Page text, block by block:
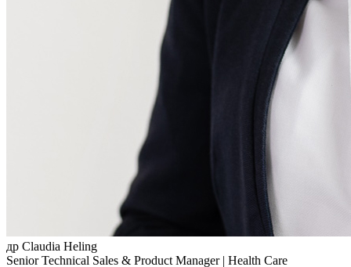
др Claudia Heling
Senior Technical Sales & Product Manager | Health Care